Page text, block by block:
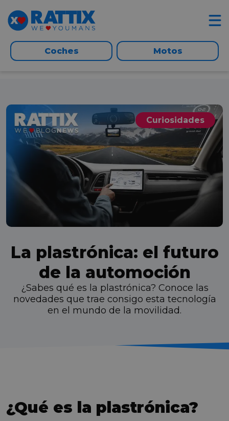
Coches Motos
Curiosidades
La plastrónica: el futuro
de la automoción
¿Sabes qué es la plastrónica? Conoce las
novedades que trae consigo esta tecnología
en el mundo de la movilidad.
¿Qué es la plastrónica?